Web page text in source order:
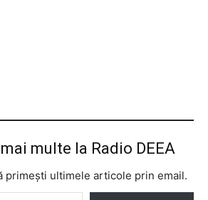
multe la Radio DEEA
primești ultimele articole prin email.